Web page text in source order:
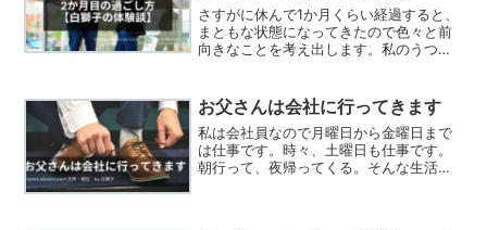
さすがに休んで1か月くらい経過すると、
まともな状態になってきたので色々と前
向きなことを考え出します。私のうつ病
お父さんは会社に行ってきます
私は会社員なので月曜日から金曜日まで
は仕事です。時々、土曜日も仕事です。
朝行って、夜帰ってくる。そんな生活ス